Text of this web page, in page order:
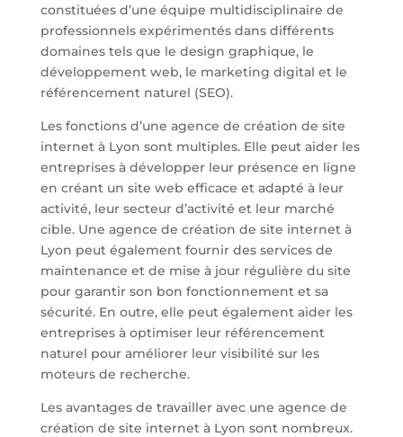
constituées d’une équipe multidisciplinaire de
professionnels expérimentés dans différents
domaines tels que le design graphique, le
développement web, le marketing digital et le
référencement naturel (SEO).
Les fonctions d’une agence de création de site
internet à Lyon sont multiples. Elle peut aider les
entreprises à développer leur présence en ligne
en créant un site web efficace et adapté à leur
activité, leur secteur d’activité et leur marché
cible. Une agence de création de site internet à
Lyon peut également fournir des services de
maintenance et de mise à jour régulière du site
pour garantir son bon fonctionnement et sa
sécurité. En outre, elle peut également aider les
entreprises à optimiser leur référencement
naturel pour améliorer leur visibilité sur les
moteurs de recherche.
Les avantages de travailler avec une agence de
création de site internet à Lyon sont nombreux.